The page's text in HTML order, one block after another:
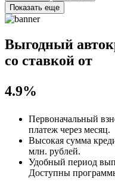
Показать еще
Выгодный
со ставкой от
4.9%
Первоначальный
платеж через месяц.
Высокая сумма
млн. рублей.
Удобный период
Доступны